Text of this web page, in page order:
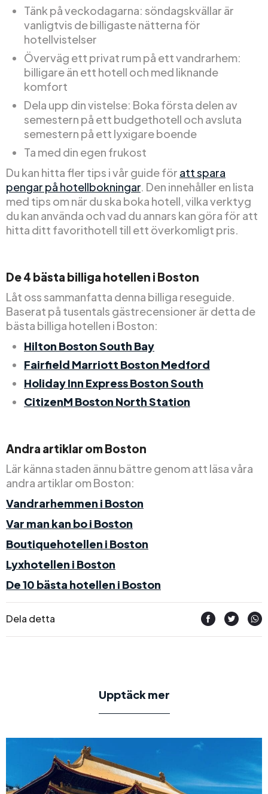
Tänk på veckodagarna: söndagskvällar är
vanligtvis de billigaste nätterna för
hotellvistelser
Överväg ett privat rum på ett vandrarhem:
billigare än ett hotell och med liknande
komfort
Dela upp din vistelse: Boka första delen av
semestern på ett budgethotell och avsluta
semestern på ett lyxigare boende
Ta med din egen frukost
Du kan hitta fler tips i vår guide för att spara
pengar på hotellbokningar. Den innehåller en lista
med tips om när du ska boka hotell, vilka verktyg
du kan använda och vad du annars kan göra för att
hitta ditt favorithotell till ett överkomligt pris.
De 4 bästa billiga hotellen i Boston
Låt oss sammanfatta denna billiga reseguide.
Baserat på tusentals gästrecensioner är detta de
bästa billiga hotellen i Boston:
Hilton Boston South Bay
Fairfield Marriott Boston Medford
Holiday Inn Express Boston South
CitizenM Boston North Station
Andra artiklar om Boston
Lär känna staden ännu bättre genom att läsa våra
andra artiklar om Boston:
Vandrarhemmen i Boston
Var man kan bo i Boston
Boutiquehotellen i Boston
Lyxhotellen i Boston
De 10 bästa hotellen i Boston
Dela detta
Upptäck mer